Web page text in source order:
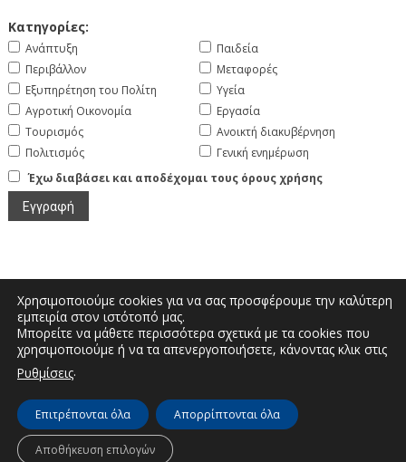
Κατηγορίες:
Ανάπτυξη
Περιβάλλον
Εξυπηρέτηση του Πολίτη
Αγροτική Οικονομία
Τουρισμός
Πολιτισμός
Παιδεία
Μεταφορές
Υγεία
Εργασία
Ανοικτή διακυβέρνηση
Γενική ενημέρωση
Έχω διαβάσει και αποδέχομαι τους όρους χρήσης
Μεγάλου Αλεξάνδρου και Διοικητηρίου |
Τηλέφωνο: 2467350200 | Email:
© Διεύθυνση Διαφάνειας & Ηλεκτρονικής Διακυβέρνησης | Περιφερειακή
Χρησιμοποιούμε cookies για να σας προσφέρουμε την καλύτερη
εμπειρία στον ιστότοπό μας.
Μπορείτε να μάθετε περισσότερα σχετικά με τα cookies που
χρησιμοποιούμε ή να τα απενεργοποιήσετε, κάνοντας κλικ στις
Ρυθμίσεις.
Επιτρέπονται όλα Απορρίπτονται όλα
Αποθήκευση επιλογών